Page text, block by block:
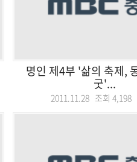
명인 제4부 '삶의 축제,
굿'...
2011.11.28 조회 4,198